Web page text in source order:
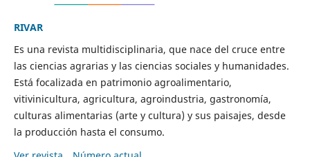
RIVAR
Es una revista multidisciplinaria, que nace del cruce entre
las ciencias agrarias y las ciencias sociales y humanidades.
Está focalizada en patrimonio agroalimentario,
vitivinicultura, agricultura, agroindustria, gastronomía,
culturas alimentarias (arte y cultura) y sus paisajes, desde
la producción hasta el consumo.